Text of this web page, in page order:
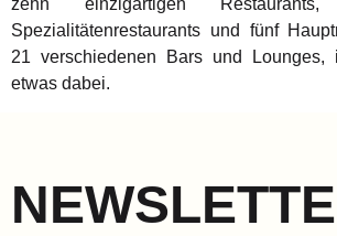
Spezialitätenrestaurants und fünf
21 verschiedenen Bars und
etwas dabei.